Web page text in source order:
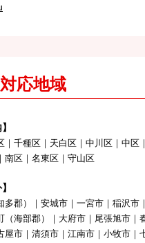
応地域
｜千種区｜天白区｜中川区｜中区
南区｜名東区｜守山区
多郡）｜安城市｜一宮市｜稲沢市
（海部郡）｜大府市｜尾張旭市｜
屋市｜清須市｜江南市｜小牧市｜